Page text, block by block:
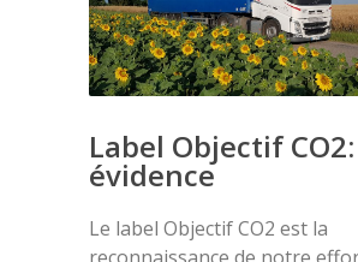
Label Objectif
évidence
Le label Objectif CO2 est la